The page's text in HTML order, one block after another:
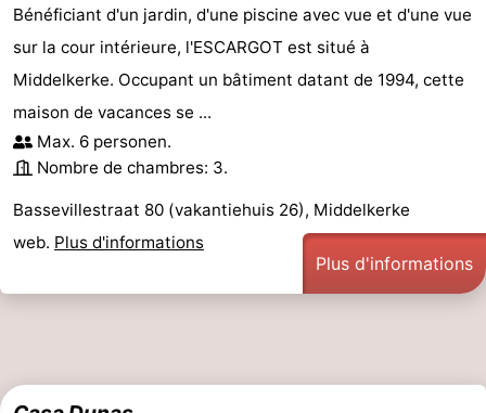
Bénéficiant d'un jardin, d'une piscine avec vue et d'une vue
sur la cour intérieure, l'ESCARGOT est situé à
Middelkerke. Occupant un bâtiment datant de 1994, cette
maison de vacances se ...
Max. 6 personen.
Nombre de chambres: 3.
Bassevillestraat 80 (vakantiehuis 26), Middelkerke
web. Plus d'informations
Plus d'informations